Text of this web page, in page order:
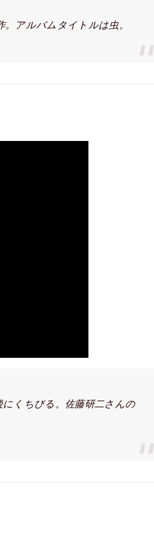
アルバムタイトルは虫。
くちびる。佐藤研二さんの